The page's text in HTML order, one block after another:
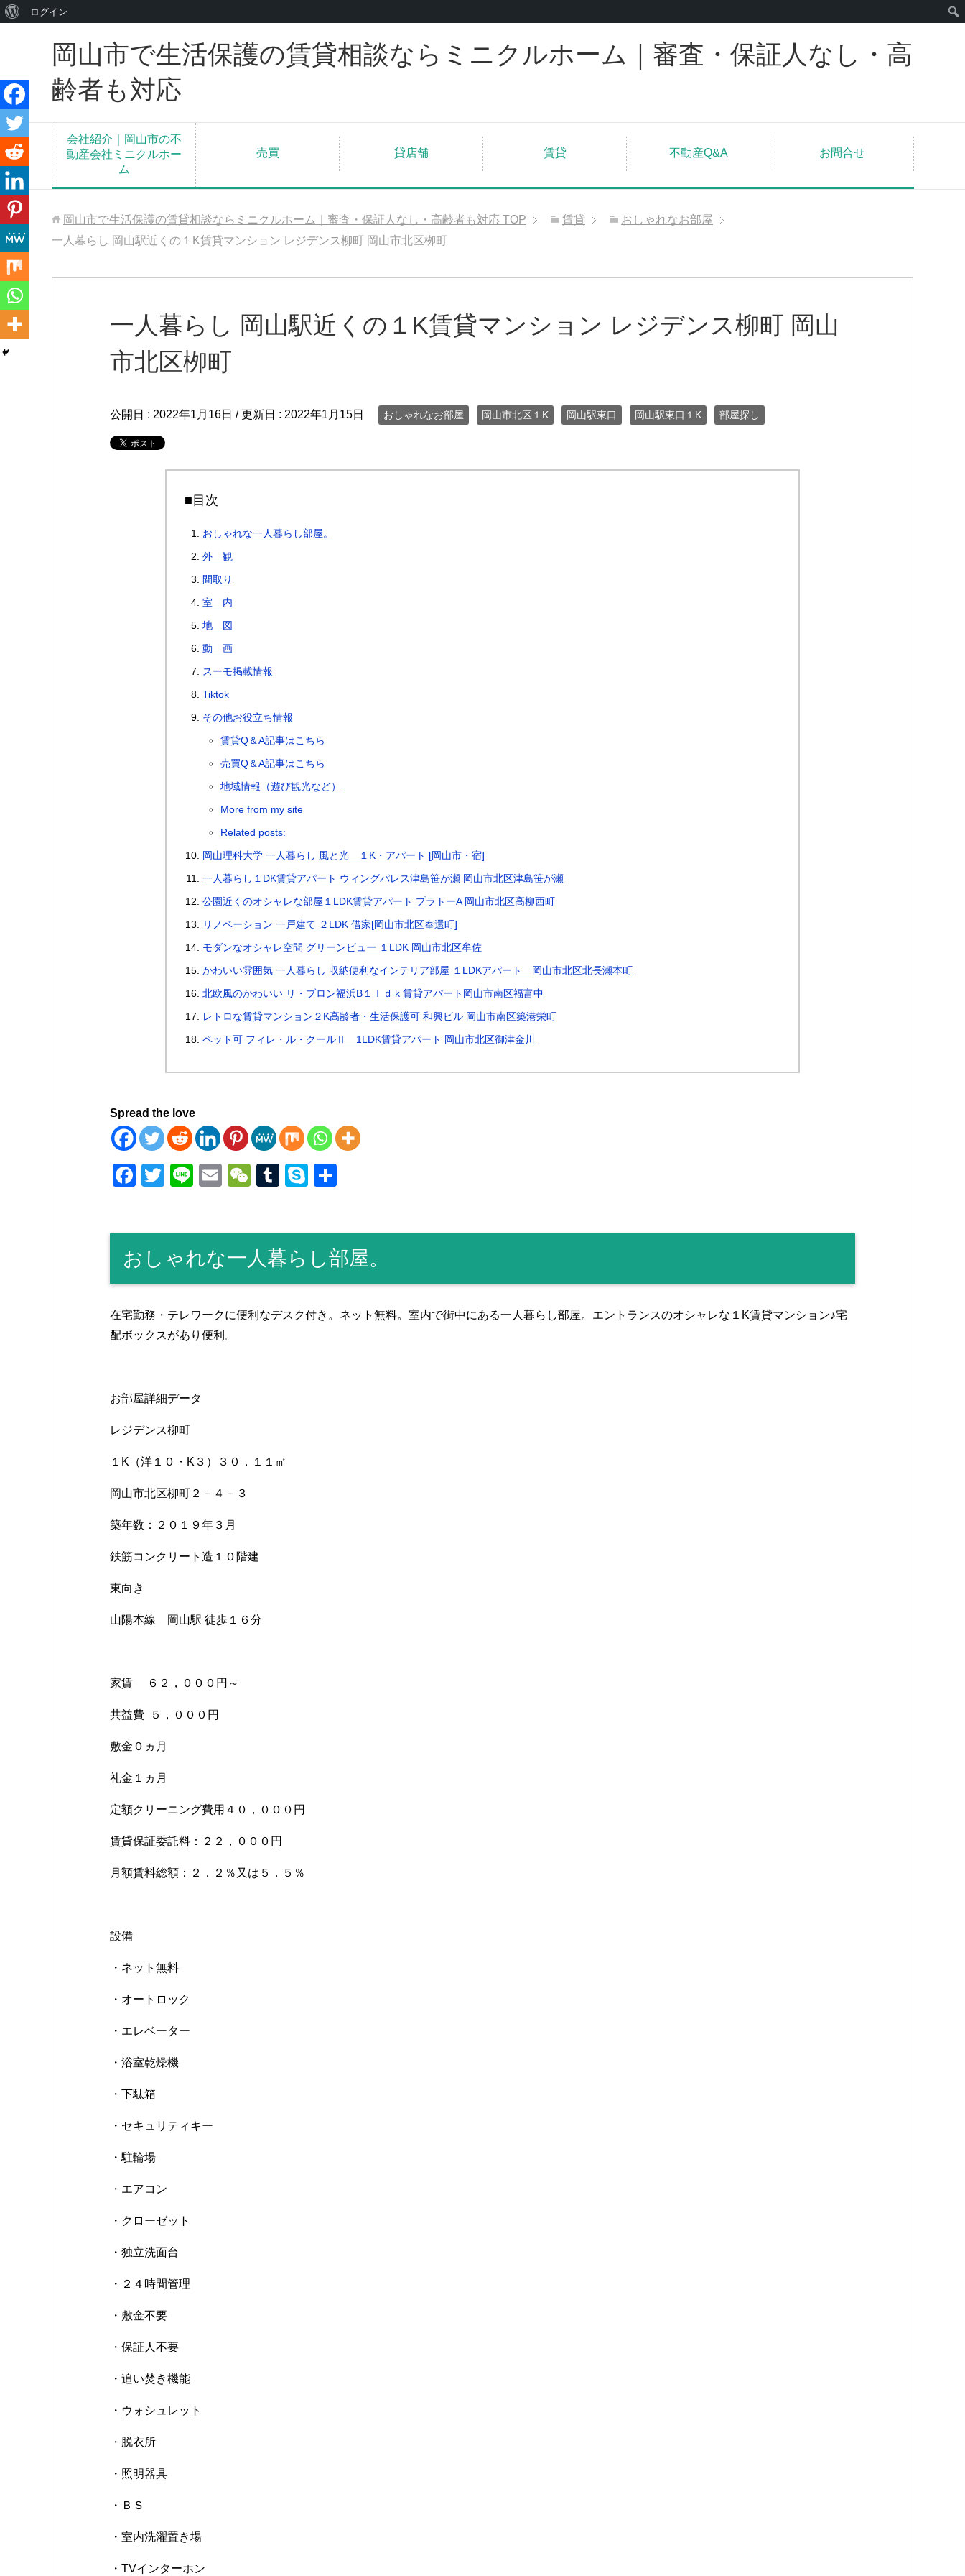
岡山市で生活保護の賃貸相談ならミニクルホーム｜審査・保証人なし・高
齢者も対応
会社紹介｜岡山市の不
動産会社ミニクルホー
ム
売買 貸店舗 賃貸 不動産Q&A お問合せ
岡山市で生活保護の賃貸相談ならミニクルホーム｜審査・保証人なし・高齢者も対応 TOP 賃貸
おしゃれなお部屋
一人暮らし 岡山駅近くの１K賃貸マンション レジデンス柳町 岡山市北区栁町
一人暮らし 岡山駅近くの１K賃貸マンション レジデンス柳町 岡山
市北区栁町
公開日 : 2022年1月16日 / 更新日 : 2022年1月15日 おしゃれなお部屋 岡山市北区１K 岡山駅東口 岡山駅東口１K 部屋探し
■目次
おしゃれな一人暮らし部屋。
外 観
間取り
室 内
地 図
動 画
スーモ掲載情報
Tiktok
その他お役立ち情報
賃貸Q＆A記事はこちら
売買Q＆A記事はこちら
地域情報（遊び観光など）
More from my site
Related posts:
岡山理科大学 一人暮らし 風と光 １K・アパート [岡山市・宿]
一人暮らし１DK賃貸アパート ウィングパレス津島笹が瀬 岡山市北区津島笹が瀬
公園近くのオシャレな部屋１LDK賃貸アパート プラトーA 岡山市北区高柳西町
リノベーション 一戸建て ２LDK 借家[岡山市北区奉還町]
モダンなオシャレ空間 グリーンビュー １LDK 岡山市北区牟佐
かわいい雰囲気 一人暮らし 収納便利なインテリア部屋 １LDKアパート 岡山市北区北長瀬本町
北欧風のかわいい リ・ブロン福浜B１ｌｄｋ賃貸アパート岡山市南区福富中
レトロな賃貸マンション２K高齢者・生活保護可 和興ビル 岡山市南区築港栄町
ペット可 フィレ・ル・クールⅡ 1LDK賃貸アパート 岡山市北区御津金川
Spread the love
F
e
b
o
o
k
T
Li
E
W
h
at
T
bl
r
S
e
おしゃれな一人暮らし部屋。
在宅勤務・テレワークに便利なデスク付き。ネット無料。室内で街中にある一人暮らし部屋。エントランスのオシャレな１K賃貸マンション♪宅
配ボックスがあり便利。
お部屋詳細データ
レジデンス柳町
１K（洋１０・K３）３０．１１㎡
岡山市北区柳町２－４－３
築年数：２０１９年３月
鉄筋コンクリート造１０階建
東向き
山陽本線 岡山駅 徒歩１６分
家賃 ６２，０００円～
共益費 ５，０００円
敷金０ヵ月
礼金１ヵ月
定額クリーニング費用４０，０００円
賃貸保証委託料：２２，０００円
月額賃料総額：２．２％又は５．５％
設備
・ネット無料
・オートロック
・エレベーター
・浴室乾燥機
・下駄箱
・セキュリティキー
・駐輪場
・エアコン
・クローゼット
・独立洗面台
・２４時間管理
・敷金不要
・保証人不要
・追い焚き機能
・ウォシュレット
・脱衣所
・照明器具
・ＢＳ
・室内洗濯置き場
・TVインターホン
WordPress
い
て
ログイン